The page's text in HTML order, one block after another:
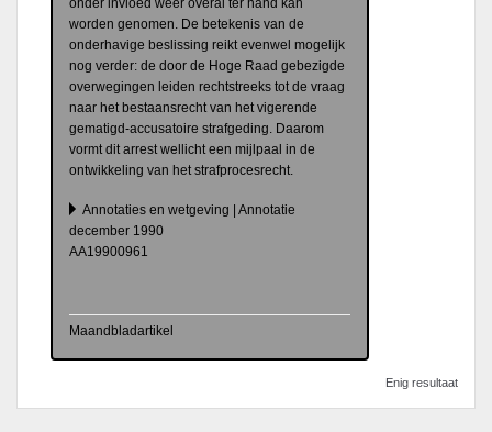
worden genomen. De betekenis van de
onderhavige beslissing reikt evenwel mogelijk
nog verder: de door de Hoge Raad gebezigde
overwegingen leiden rechtstreeks tot de vraag
naar het bestaansrecht van het vigerende
gematigd-accusatoire strafgeding. Daarom
vormt dit arrest wellicht een mijlpaal in de
ontwikkeling van het strafprocesrecht.
Annotaties en wetgeving | Annotatie
december 1990
AA19900961
Maandbladartikel
Enig resultaat